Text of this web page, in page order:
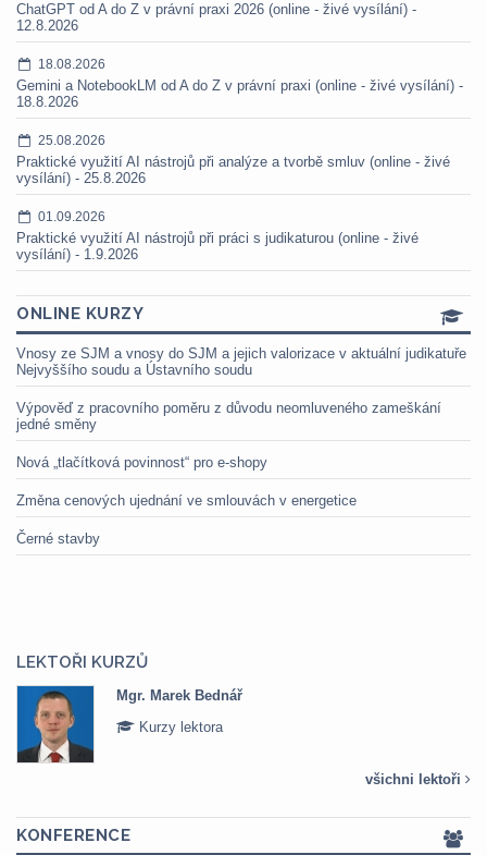
ChatGPT od A do Z v právní praxi 2026 (online - živé vysílání) -
12.8.2026
18.08.2026
Gemini a NotebookLM od A do Z v právní praxi (online - živé vysílání) -
18.8.2026
25.08.2026
Praktické využití AI nástrojů při analýze a tvorbě smluv (online - živé
vysílání) - 25.8.2026
01.09.2026
Praktické využití AI nástrojů při práci s judikaturou (online - živé
vysílání) - 1.9.2026
ONLINE KURZY
Vnosy ze SJM a vnosy do SJM a jejich valorizace v aktuální judikatuře
Nejvyššího soudu a Ústavního soudu
Výpověď z pracovního poměru z důvodu neomluveného zameškání
jedné směny
Nová „tlačítková povinnost“ pro e-shopy
Změna cenových ujednání ve smlouvách v energetice
Černé stavby
LEKTOŘI KURZŮ
Mgr. Marek Bednář
Kurzy lektora
všichni lektoři
KONFERENCE